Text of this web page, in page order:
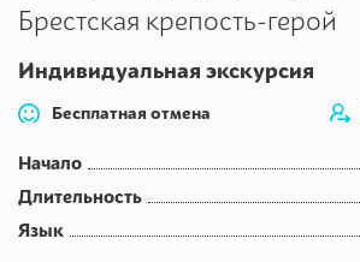
Брестская крепость-герой
Индивидуальная экскурсия
Бесплатная отмена
Начало
Длительность
Язык